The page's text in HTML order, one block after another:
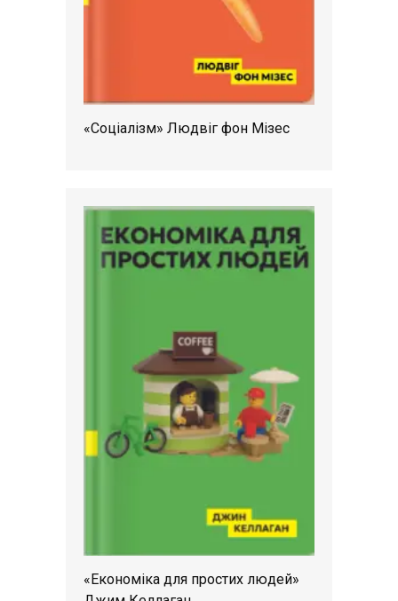
«Соціалізм» Людвіг фон Мізес
«Економіка для простих людей»